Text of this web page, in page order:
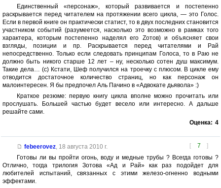
Единственный «персонаж», который развивается и постепенно
раскрывается перед читателем на протяжении всего цикла, — это Голос.
Если в первой книге он практически статист, то в двух последних становится
участником событий (разумеется, насколько это возможно в рамках того
характера, которым постепенно наделял его Zотов) и объясняет свои
взгляды, позиции и пр. Раскрывается перед читателями и Рай
непосредственно. Только если следовать принципам Голоса, то в Раю не
должно быть никого старше 12 лет – ну, несколько сотен душ максимум.
Такие дела… (с) Кстати, Шеф получился на троечку с плюсом. В цикле ему
отводится достаточное количество страниц, но как персонаж он
малоинтересен. Я бы предпочел Аль Пачино в «Адвокате дьявола» :)
Краткое резюме: первую книгу цикла вполне можно прочитать или
прослушать. Большей частью будет весело или интересно. А дальше
решайте сами.
Оценка: 4
[ 7 ]
febeerovez, 18 августа 2010 г.
Готовы ли вы пройти огонь, воду и медные трубы ? Всегда готовы ?
Отлично, тогда трилогия Зотова «Ад и Рай» как раз подойдет для
любителей испытаний, связанных с этими железо-огненно водными
эффектами.